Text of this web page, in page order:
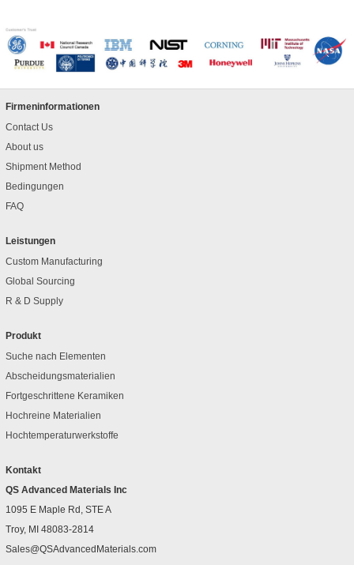
Firmeninformationen
Contact Us
About us
Shipment Method
Bedingungen
FAQ
Leistungen
Custom Manufacturing
Global Sourcing
R & D Supply
Produkt
Suche nach Elementen
Abscheidungsmaterialien
Fortgeschrittene Keramiken
Hochreine Materialien
Hochtemperaturwerkstoffe
Kontakt
QS Advanced Materials Inc
1095 E Maple Rd, STE A
Troy, MI 48083-2814
Sales@QSAdvancedMaterials.com